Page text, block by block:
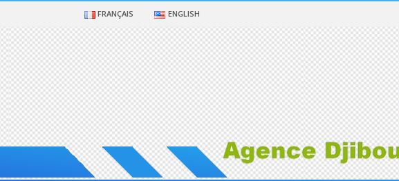
FRANÇAIS ENGLISH